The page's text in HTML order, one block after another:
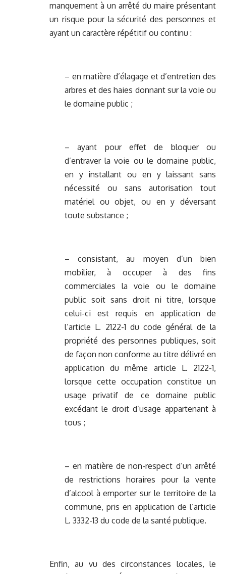
manquement à un arrêté du maire présentant
un risque pour la sécurité des personnes et
ayant un caractère répétitif ou continu :
– en matière d’élagage et d’entretien des
arbres et des haies donnant sur la voie ou
le domaine public ;
– ayant pour effet de bloquer ou
d’entraver la voie ou le domaine public,
en y installant ou en y laissant sans
nécessité ou sans autorisation tout
matériel ou objet, ou en y déversant
toute substance ;
– consistant, au moyen d’un bien
mobilier, à occuper à des fins
commerciales la voie ou le domaine
public soit sans droit ni titre, lorsque
celui-ci est requis en application de
l’article L. 2122-1 du code général de la
propriété des personnes publiques, soit
de façon non conforme au titre délivré en
application du même article L. 2122-1,
lorsque cette occupation constitue un
usage privatif de ce domaine public
excédant le droit d’usage appartenant à
tous ;
– en matière de non-respect d’un arrêté
de restrictions horaires pour la vente
d’alcool à emporter sur le territoire de la
commune, pris en application de l’article
L. 3332-13 du code de la santé publique.
Enfin, au vu des circonstances locales, le